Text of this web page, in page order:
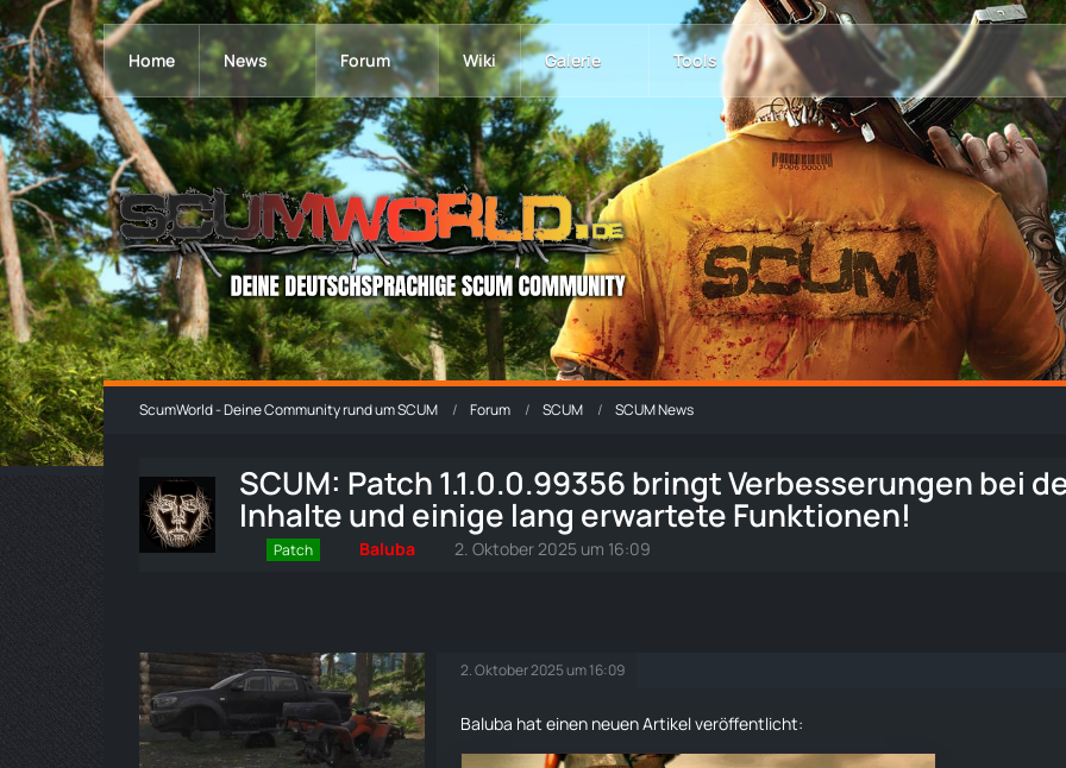
Home News Forum Wiki Galerie Tools
ScumWorld - Deine Community rund um SCUM Forum SCUM SCUM News
SCUM: Patch 1.1.0.0.99356 bringt Verbesserungen bei
Inhalte und einige lang erwartete Funktionen!
Patch Baluba 2. Oktober 2025 um 16:09
2. Oktober 2025 um 16:09
Baluba hat einen neuen Artikel veröffentlicht: